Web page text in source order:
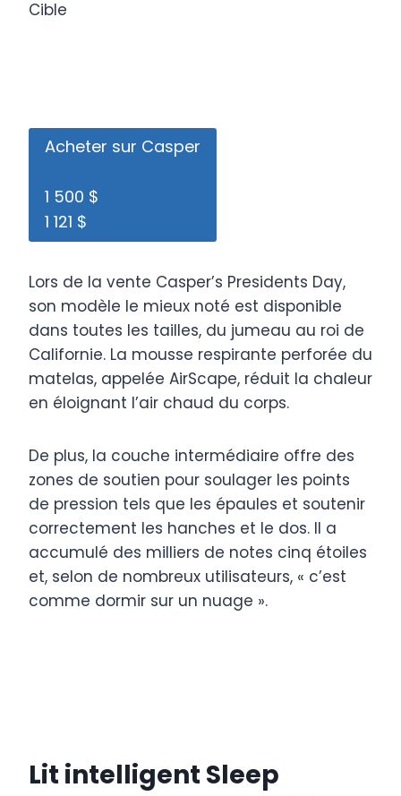
Cible
Acheter sur Casper
1 500 $
1 121 $
Lors de la vente Casper’s Presidents Day,
son modèle le mieux noté est disponible
dans toutes les tailles, du jumeau au roi de
Californie. La mousse respirante perforée du
matelas, appelée AirScape, réduit la chaleur
en éloignant l’air chaud du corps.
De plus, la couche intermédiaire offre des
zones de soutien pour soulager les points
de pression tels que les épaules et soutenir
correctement les hanches et le dos. Il a
accumulé des milliers de notes cinq étoiles
et, selon de nombreux utilisateurs, « c’est
comme dormir sur un nuage ».
Lit intelligent Sleep